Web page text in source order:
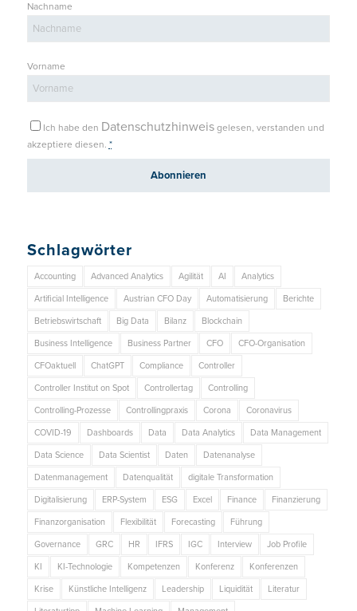
Nachname
Vorname
Ich habe den Datenschutzhinweisgelesen, verstanden und
akzeptiere diesen. *
Schlagwörter
Accounting Advanced Analytics Agilität AI Analytics
Artificial Intelligence Austrian CFO Day Automatisierung Berichte
Betriebswirtschaft Big Data Bilanz Blockchain
Business Intelligence Business Partner CFO CFO-Organisation
CFOaktuell ChatGPT Compliance Controller
Controller Institut on Spot Controllertag Controlling
Controlling-Prozesse Controllingpraxis Corona Coronavirus
COVID-19 Dashboards Data Data Analytics Data Management
Data Science Data Scientist Daten Datenanalyse
Datenmanagement Datenqualität digitale Transformation
Digitalisierung ERP-System ESG Excel Finance Finanzierung
Finanzorganisation Flexibilität Forecasting Führung
Governance GRC HR IFRS IGC Interview Job Profile
KI KI-Technologie Kompetenzen Konferenz Konferenzen
Krise Künstliche Intelligenz Leadership Liquidität Literatur